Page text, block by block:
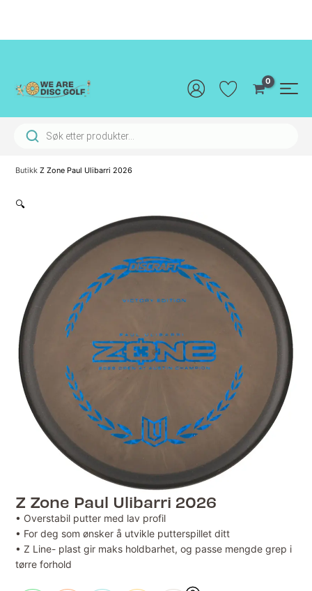
innholdet
Products search
Butikk Z Zone Paul Ulibarri 2026
🔍
Z Zone Paul Ulibarri 2026
• Overstabil putter med lav profil
• For deg som ønsker å utvikle putterspillet ditt
• Z Line- plast gir maks holdbarhet, og passe mengde grep i
tørre forhold